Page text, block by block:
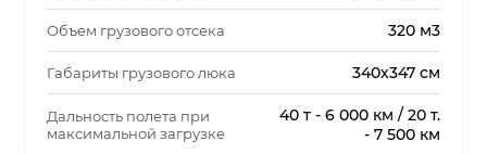
Объем грузового отсека 320 м3
Габариты грузового люка 340х347 см
Дальность полета при
максимальной загрузке
40 т - 6 000 км / 20 т.
- 7 500 км